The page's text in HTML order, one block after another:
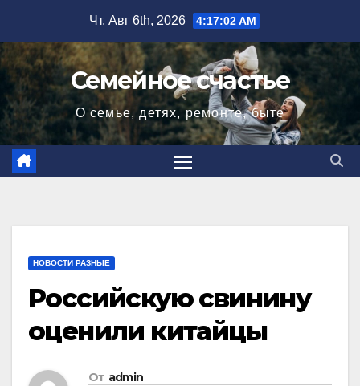
содержимому
Чт. Авг 6th, 2026 4:17:03 AM
Семейное счастье
О семье, детях, ремонте, быте
НОВОСТИ РАЗНЫЕ
Российскую свинину
оценили китайцы
От admin